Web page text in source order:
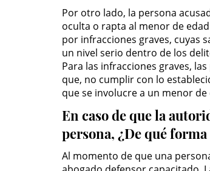
Por otro lado, la persona
oculta o rapta al menor de
por infracciones graves, cuyas
un nivel serio dentro de los
Para las infracciones graves,
que, no cumplir con lo
que se involucre a un menor de
En caso de que la
persona, ¿De qué
Al momento de que una